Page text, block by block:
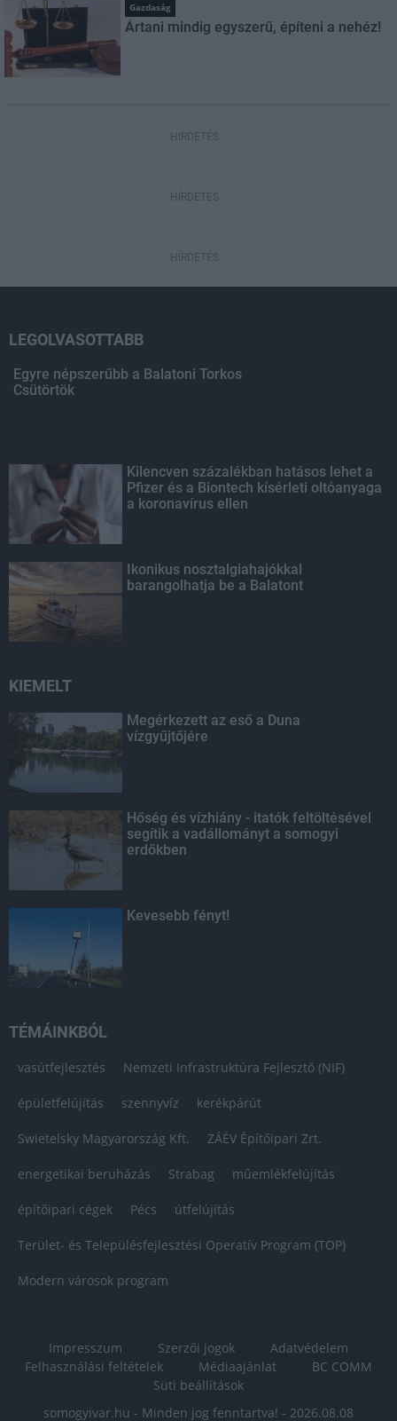
Gazdaság
Ártani mindig egyszerű, építeni a nehéz!
HIRDETÉS
HÍRDETÉS
HÍRDETÉS
LEGOLVASOTTABB
Egyre népszerűbb a Balatoni Torkos
Csütörtök
Kilencven százalékban hatásos lehet a
Pfizer és a Biontech kísérleti oltóanyaga
a koronavírus ellen
Ikonikus nosztalgiahajókkal
barangolhatja be a Balatont
KIEMELT
Megérkezett az eső a Duna
vízgyűjtőjére
Hőség és vízhiány - itatók feltöltésével
segítik a vadállományt a somogyi
erdőkben
Kevesebb fényt!
TÉMÁINKBÓL
vasútfejlesztés Nemzeti Infrastruktúra Fejlesztő (NIF)
épületfelújítás szennyvíz kerékpárút
Swietelsky Magyarország Kft. ZÁÉV Építőipari Zrt.
energetikai beruházás Strabag műemlékfelújítás
építőipari cégek Pécs útfelújítás
Terület- és Településfejlesztési Operatív Program (TOP)
Modern városok program
Impresszum Szerzői jogok
Adatvédelem
Felhasználási feltételek
Médiaajánlat
BC COMM
Süti beállítások
somogyivar.hu - Minden jog fenntartva! - 2026.08.08